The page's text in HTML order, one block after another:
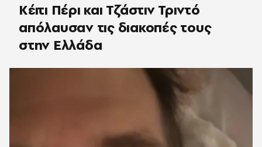
Κέιτι Πέρι και Τζάστιν Τριντό
απόλαυσαν τις διακοπές τους
στην Ελλάδα